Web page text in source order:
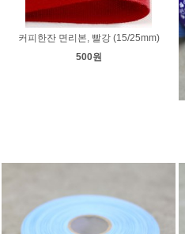
커피한잔 면리본, 빨강 (15/25mm)
500원